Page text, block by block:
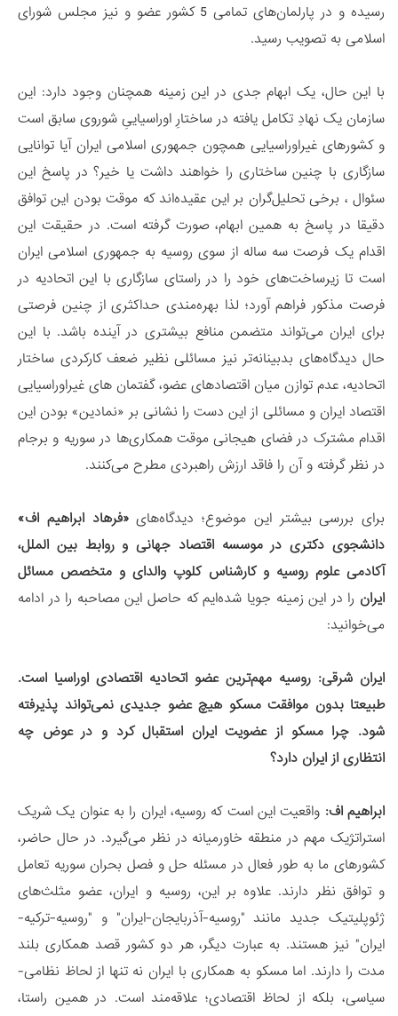
رسیده و در پارلمان‌های تمامی 5 کشور عضو و نیز مجلس شورای
اسلامی به تصویب رسید.
با این حال، یک ابهام جدی در این زمینه همچنان وجود دارد: این
سازمان یک نهادِ تکامل یافته در ساختارِ اوراسیاییِ شوروی سابق است
و کشورهای غیراوراسیایی همچون جمهوری اسلامی ایران آیا توانایی
سازگاری با چنین ساختاری را خواهند داشت یا خیر؟ در پاسخ این
سئوال ، برخی تحلیل‌گران بر این عقیده‌اند که موقت بودن این توافق
دقیقا در پاسخ به همین ابهام، صورت گرفته است. در حقیقت این
اقدام یک فرصت سه ساله از سوی روسیه به جمهوری اسلامی ایران
است تا زیرساخت‌های خود را در راستای سازگاری با این اتحادیه در
فرصت مذکور فراهم آورد؛ لذا بهره‌مندی حداکثری از چنین فرصتی
برای ایران می‌تواند متضمن منافع بیشتری در آینده باشد. با این
حال دیدگاه‌های بدبینانه‌تر نیز مسائلی نظیر ضعف کارکردی ساختار
اتحادیه، عدم توازن میان اقتصادهای عضو، گفتمان های غیراوراسیایی
اقتصاد ایران و مسائلی از این دست را نشانی بر «نمادین» بودن این
اقدام مشترک در فضای هیجانی موقت همکاری‌ها در سوریه و برجام
در نظر گرفته و آن را فاقد ارزش راهبردی مطرح می‌کنند.
برای بررسی بیشتر این موضوع؛ دیدگاه‌های«فرهاد ابراهیم اف»
دانشجوی دکتری در موسسه اقتصاد جهانی و روابط بین الملل،
آکادمی علوم روسیه و کارشناس کلوپ والدای و متخصص مسائل
ایران را در این زمینه جویا شده‌ایم که حاصل این مصاحبه را در ادامه
می‌خوانید:
ایران شرقی: روسیه مهم‌ترین عضو اتحادیه اقتصادی اوراسیا است.
طبیعتا بدون موافقت مسکو هیچ عضو جدیدی نمی‌تواند پذیرفته
شود. چرا مسکو از عضویت ایران استقبال کرد و در عوض چه
انتظاری از ایران دارد؟
ابراهیم اف: واقعیت این است که روسیه، ایران را به عنوان یک شریک
استراتژیک مهم در منطقه خاورمیانه در نظر می‌گیرد. در حال حاضر،
کشورهای ما به طور فعال در مسئله حل و فصل بحران سوریه تعامل
و توافق نظر دارند. علاوه بر این، روسیه و ایران، عضو مثلث‌های
ژئوپلیتیک جدید مانند "روسیه-آذربایجان-ایران" و "روسیه-ترکیه-
ایران" نیز هستند. به عبارت دیگر، هر دو کشور قصد همکاری بلند
مدت را دارند. اما مسکو به همکاری با ایران نه تنها از لحاظ نظامی-
سیاسی، بلکه از لحاظ اقتصادی؛ علاقه‌مند است. در همین راستا،